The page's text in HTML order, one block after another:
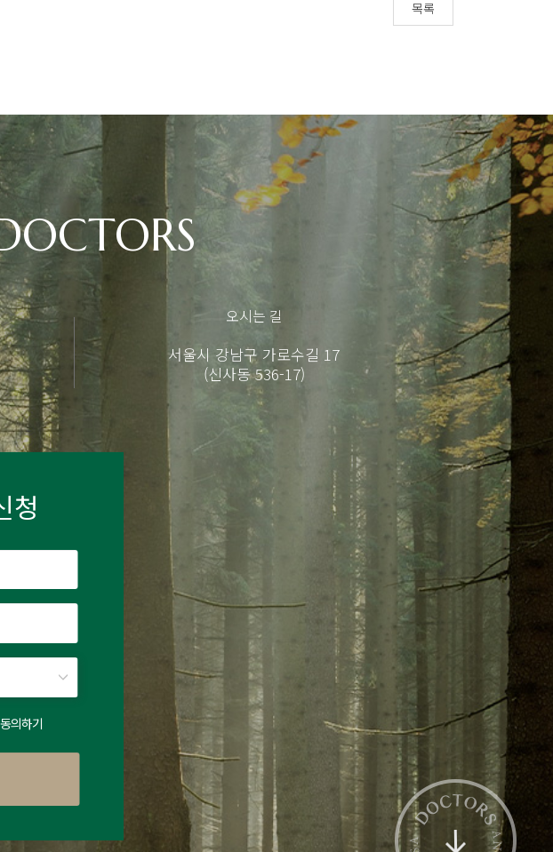
목록
오시는 길
서울시 강남구 가로수길 17
(신사동 536-17)
청
전화상담
카톡상담